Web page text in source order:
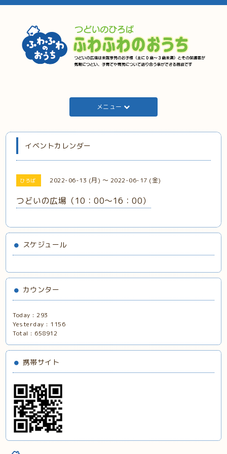
メニュー
イベントカレンダー
ひろば 2022-06-13 (月) ～ 2022-06-17 (金)
つどいの広場（10：00～16：00）
スケジュール
カウンター
Today :293
Yesterday : 1156
Total : 658912
携帯サイト